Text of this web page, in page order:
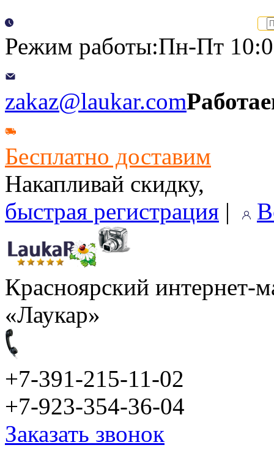
Режим работы:Пн-Пт
zakaz@laukar.com
Бесплатно доставим
Накапливай скидку,
быстрая регистрация |
Красноярский интернет-
«Лаукар»
+7-391-215-11-02
+7-923-354-36-04
Заказать звонок